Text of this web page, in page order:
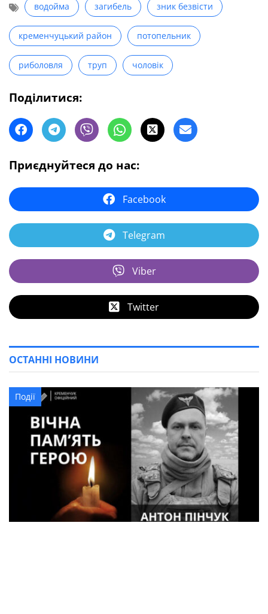
водойма загибель зник безвісти
кременчуцький район потопельник
риболовля труп чоловік
Поділитися:
Приєднуйтеся до нас:
Facebook
Telegram
Viber
Twitter
ОСТАННІ НОВИНИ
Події